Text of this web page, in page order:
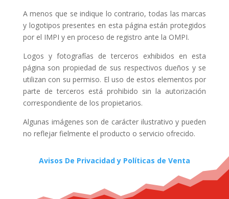
A menos que se indique lo contrario, todas las marcas
y logotipos presentes en esta página están protegidos
por el IMPI y en proceso de registro ante la OMPI.
Logos y fotografías de terceros exhibidos en esta
página son propiedad de sus respectivos dueños y se
utilizan con su permiso. El uso de estos elementos por
parte de terceros está prohibido sin la autorización
correspondiente de los propietarios.
Algunas imágenes son de carácter ilustrativo y pueden
no reflejar fielmente el producto o servicio ofrecido.
Avisos De Privacidad y Políticas de Venta